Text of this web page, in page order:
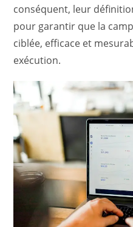
conséquent, leur
pour garantir que la
ciblée, efficace et
exécution.